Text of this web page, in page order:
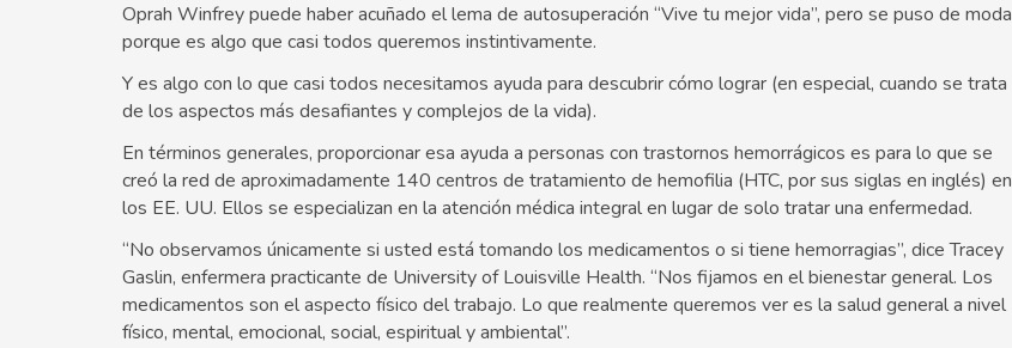
Oprah Winfrey puede haber acuñado el lema de autosuperación “Vive tu mejor vida”, pero se puso de moda
porque es algo que casi todos queremos instintivamente.
Y es algo con lo que casi todos necesitamos ayuda para descubrir cómo lograr (en especial, cuando se trata
de los aspectos más desafiantes y complejos de la vida).
En términos generales, proporcionar esa ayuda a personas con trastornos hemorrágicos es para lo que se
creó la red de aproximadamente 140 centros de tratamiento de hemofilia (HTC, por sus siglas en inglés) en
los EE. UU. Ellos se especializan en la atención médica integral en lugar de solo tratar una enfermedad.
“No observamos únicamente si usted está tomando los medicamentos o si tiene hemorragias”, dice Tracey
Gaslin, enfermera practicante de University of Louisville Health. “Nos fijamos en el bienestar general. Los
medicamentos son el aspecto físico del trabajo. Lo que realmente queremos ver es la salud general a nivel
físico, mental, emocional, social, espiritual y ambiental”.